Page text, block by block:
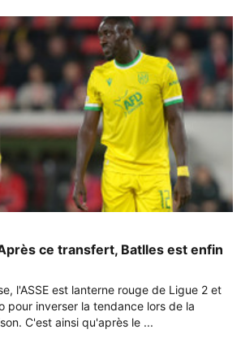
ce transfert, Batlles est enfin
l'ASSE est lanterne rouge de Ligue 2 et
pour inverser la tendance lors de la
C'est ainsi qu'après le ...